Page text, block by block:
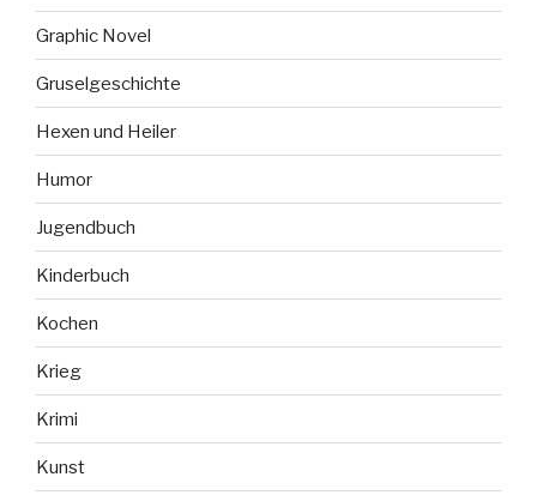
Graphic Novel
Gruselgeschichte
Hexen und Heiler
Humor
Jugendbuch
Kinderbuch
Kochen
Krieg
Krimi
Kunst